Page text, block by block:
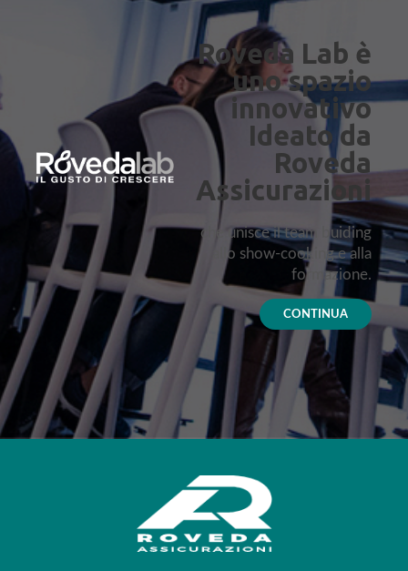
Roveda Lab è
uno spazio
innovativo
Ideato da
Roveda
Assicurazioni
che unisce il team buiding
allo show-cooking e alla
formazione.
CONTINUA